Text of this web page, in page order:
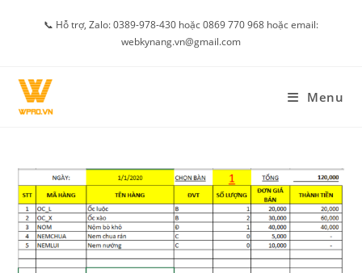
📞 Hỗ trợ, Zalo: 0389-978-430 hoặc 0869 770 968 hoặc email:
webkynang.vn@gmail.com
Menu